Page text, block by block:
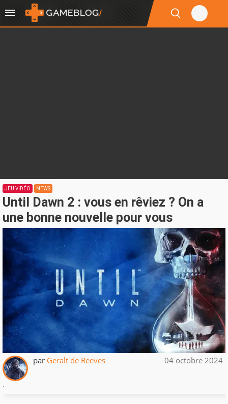
JEU VIDÉO NEWS
Until Dawn 2 : vous en rêviez ? On a
une bonne nouvelle pour vous
par Geralt de Reeves 04 octobre 2024
.